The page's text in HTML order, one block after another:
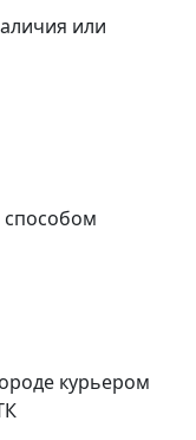
или
курьером